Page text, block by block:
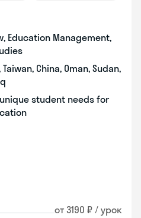
Education Management,
China, Oman, Sudan,
student needs for
от 3190 ₽ / урок